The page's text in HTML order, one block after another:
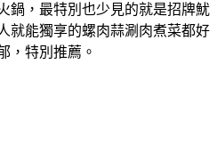
鍋，最特別也少見的就是招牌魷
就能獨享的螺肉蒜涮肉煮菜都好
，特別推薦。